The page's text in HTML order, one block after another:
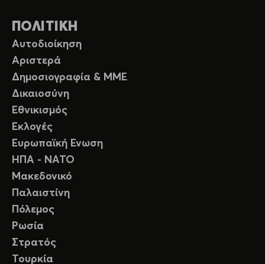
ΠΟΛΙΤΙΚΗ
Αυτοδιοίκηση
Αριστερά
Δημοσιογραφία & ΜΜΕ
Δικαιοσύνη
Εθνικισμός
Εκλογές
Ευρωπαϊκή Ενωση
ΗΠΑ - ΝΑΤΟ
Μακεδονικό
Παλαιστίνη
Πόλεμος
Ρωσία
Στρατός
Τουρκία